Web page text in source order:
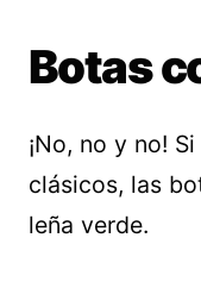
Botas
¡No, no y no!
clásicos, las
leña verde.